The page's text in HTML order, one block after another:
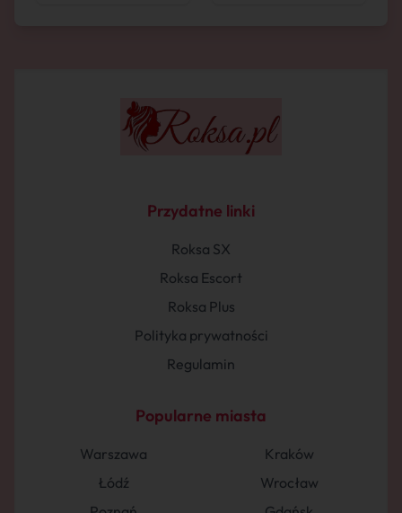
Przydatne linki
Roksa SX
Roksa Escort
Roksa Plus
Polityka prywatności
Regulamin
Popularne miasta
Warszawa
Kraków
Łódź
Wrocław